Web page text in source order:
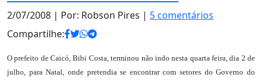
2/07/2008 | Por: Robson Pires | 5 comentários
Compartilhe:
O prefeito de Caicó, Bibi Costa, terminou não indo nesta quarta feira, dia 2 de
julho, para Natal, onde pretendia se encontrar com setores do Governo do